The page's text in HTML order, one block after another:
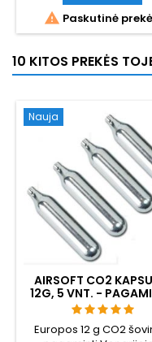
 Paskutinė prekė
10 KITOS PREKĖS
Nauja
AIRSOFT CO2
12G, 5 VNT. -
VENGRIJOJE, ES,
AUKŠČIAUSIOS
Europos 12 g CO2